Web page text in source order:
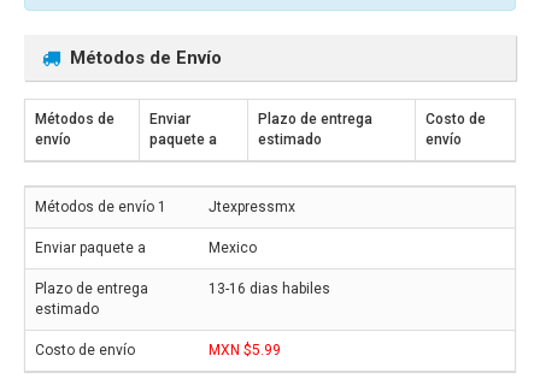
Métodos de Envío
Métodos de
envío
Enviar
paquete a
Plazo de entrega
estimado
Costo de
envío
Jtexpressmx
Mexico
13-16 dias habiles
MXN $5.99